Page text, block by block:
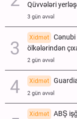
Qüvvələri
3 gün əvvəl
Xidmət
Cənubi
ölkələrindən
2 gün əvvəl
Xidmət
2 gün əvvəl
Xidmət
ABŞ